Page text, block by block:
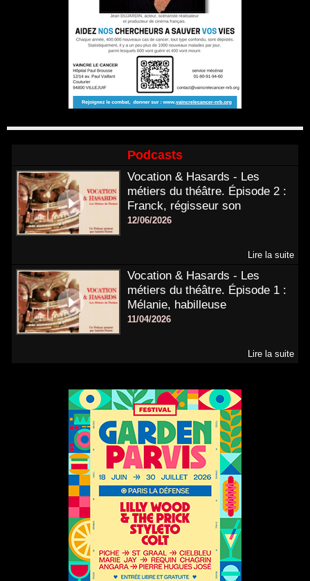
Podcasts
Vocation & Hasards - Les
métiers du théâtre. Épisode 2 :
Franck, régisseur son
12/06/2026
Lire la suite
Vocation & Hasards - Les
métiers du théâtre. Épisode 1 :
Mélanie, habilleuse
11/04/2026
Lire la suite